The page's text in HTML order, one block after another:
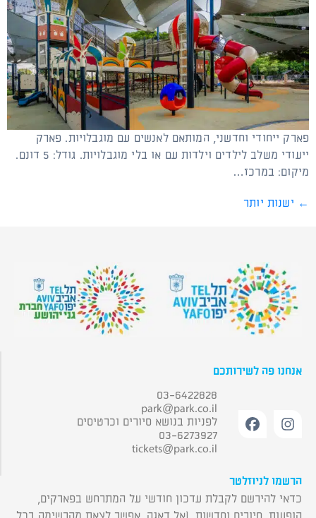
פארק ייחודי וחדשני, המותאם לאנשים עם מוגבלויות. פארק
ייעודי משלב לילדים וילדות עם או בלי מוגבלויות. גודל: 5 דונם.
מיקום: במרכז…
← ישנות יותר
אנחנו פה לשירותכם
03-6422828
park@park.co.il
לפניות בנושא סיורים וכרטיסים
03-6273927
tickets@park.co.il
הרשמו לניוזלטר
כדאי להירשם לקבלת עדכון חודשי על המתרחש בפארקים,
הופעות, סיורים וחדשות. (אל דאגה, אפשר לצאת מהרשימה בכל